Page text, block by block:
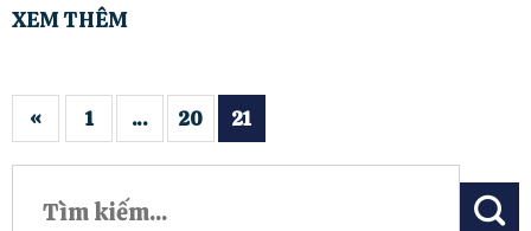
XEM THÊM
« 1 … 20 21